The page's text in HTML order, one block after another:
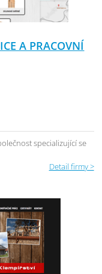
A PRACOVNÍ
specializující se
Detail firmy >